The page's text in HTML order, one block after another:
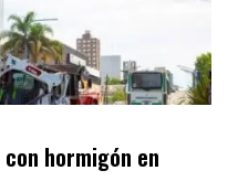
hormigón en